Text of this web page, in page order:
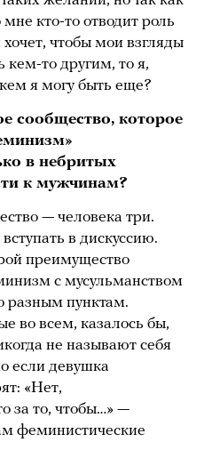
кто-то отводит роль
хочет, чтобы мои взгляды
кем-то другим, то я,
я могу быть еще?
сообщество, которое
в небритых
к мужчинам?
— человека три.
в дискуссию.
преимущество
с мусульманством
разным пунктам.
во всем, казалось бы,
не называют себя
если девушка
«Нет,
за то, чтобы…» —
феминистические